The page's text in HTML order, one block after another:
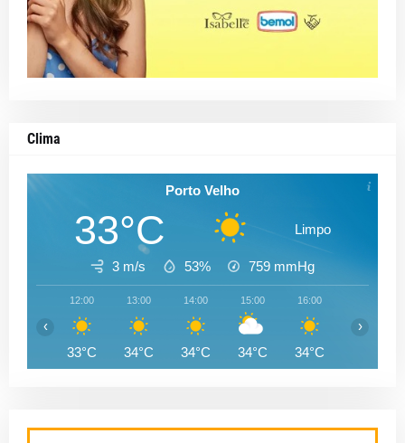
Clima
Porto Velho
33°C Limpo
3 m/s 53% 759 mmHg
12:00
33°C
13:00
34°C
14:00
34°C
15:00
34°C
16:00
34°C
‹ ›